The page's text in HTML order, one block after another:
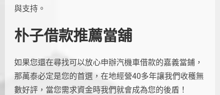
與支持。
朴子借款推薦當舖
如果您還在尋找可以放心申辦汽機車借款的嘉義當鋪，
那萬泰必定是您的首選，在地經營40多年讓我們收穫無
數好評，當您需求資金時我們就會成為您的後盾！